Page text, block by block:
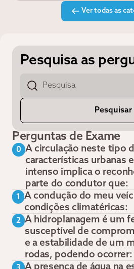
Ver todas as
Pesquisa as
Perguntas de Exame
0 A circulação neste tipo
características urbanas
intenso implica o
parte do condutor que:
1 A condução do meu
condições climatéricas:
2 A hidroplanagem é um
susceptível de
e a estabilidade de um
rodas, podendo ocorrer: